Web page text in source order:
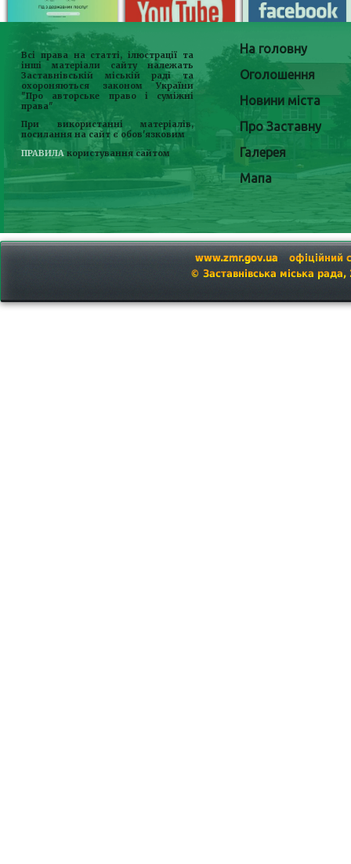
Всі права на статті, ілюстрації та
інші матеріали сайту належать
Заставнівській міській раді та
охороняються законом України
"Про авторське право і суміжні
права"
При використанні матеріалів,
посилання на сайт є обов'язковим
ПРАВИЛА користування сайтом
На головну
Оголошення
Новини міста
Про Заставну
Галерея
Мапа
www.zmr.gov.ua
офіційний
© Заставнівська міська рада,